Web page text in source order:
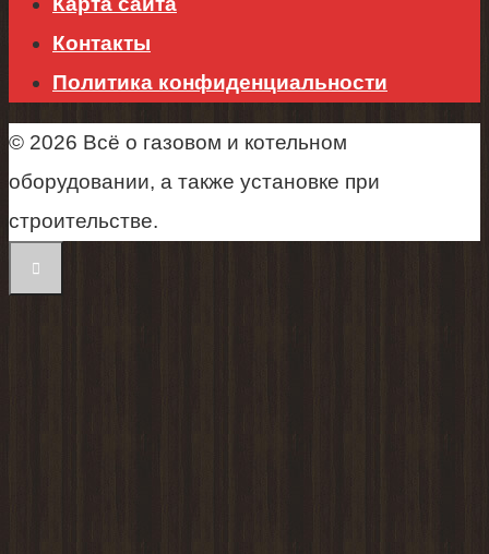
Контакты
Политика конфиденциальности
© 2026 Всё о газовом и котельном
оборудовании, а также установке при
строительстве.